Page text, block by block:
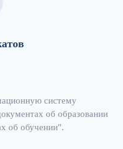
систему
об образовании
об обучении".